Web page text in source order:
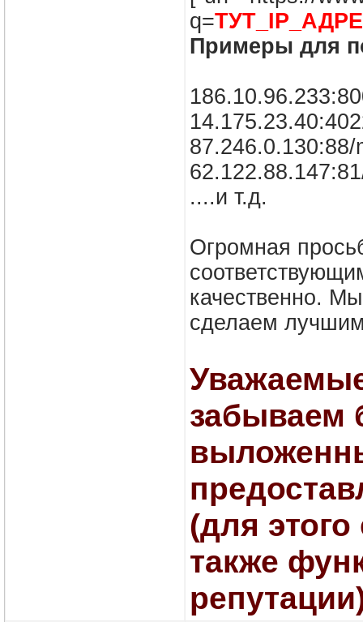
q=
Примеры для
87.246.0.130:88/
....и т.д.
Огромная
качественно.
сделаем
забываем
(для
также